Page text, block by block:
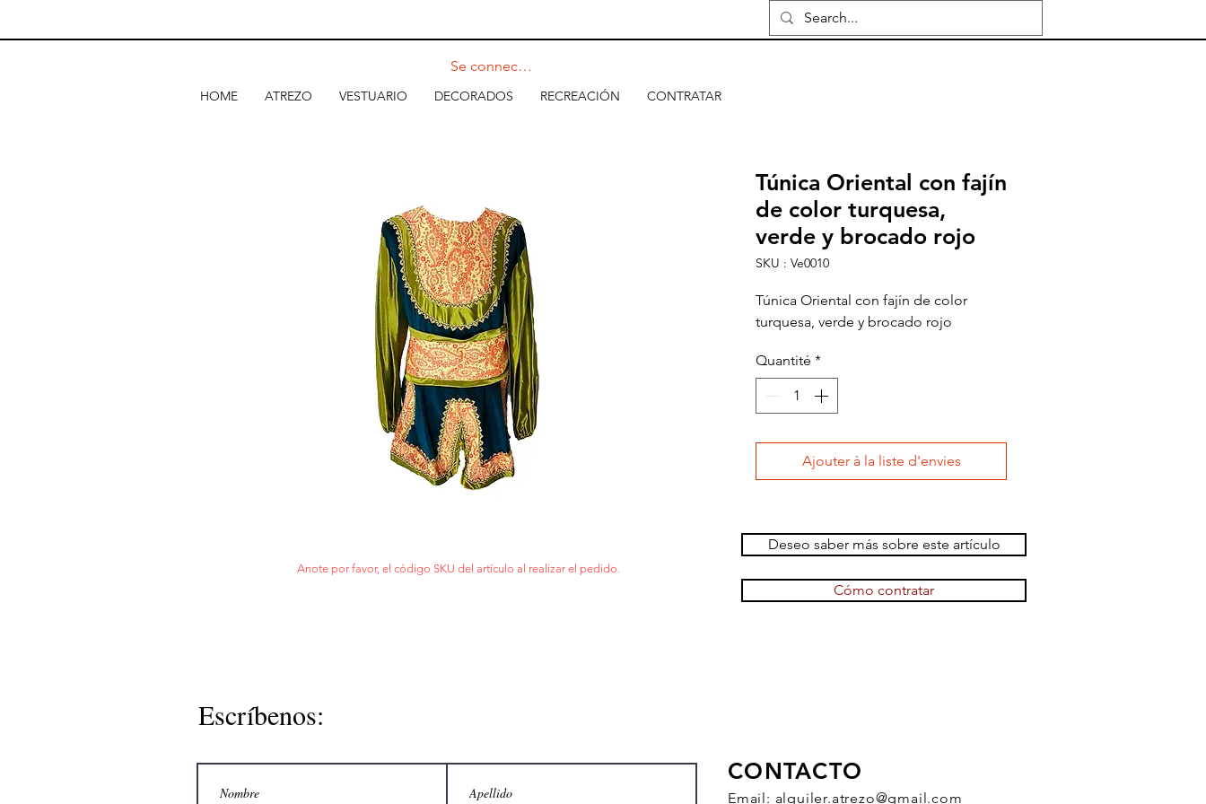
HOME ATREZO VESTUARIO DECORADOS RECREACIÓN CONTRATAR
Se connecter
Túnica Oriental con fajín
de color turquesa,
verde y brocado rojo
SKU : Ve0010
Túnica Oriental con fajín de color
turquesa, verde y brocado rojo
Quantité *
Ajouter à la liste d'envies
Deseo saber más sobre este artículo
Anote por favor, el código SKU del artículo al realizar el pedido.
Cómo contratar
Escríbenos:
CONTACTO
Email: alquiler.atrezo@gmail.com